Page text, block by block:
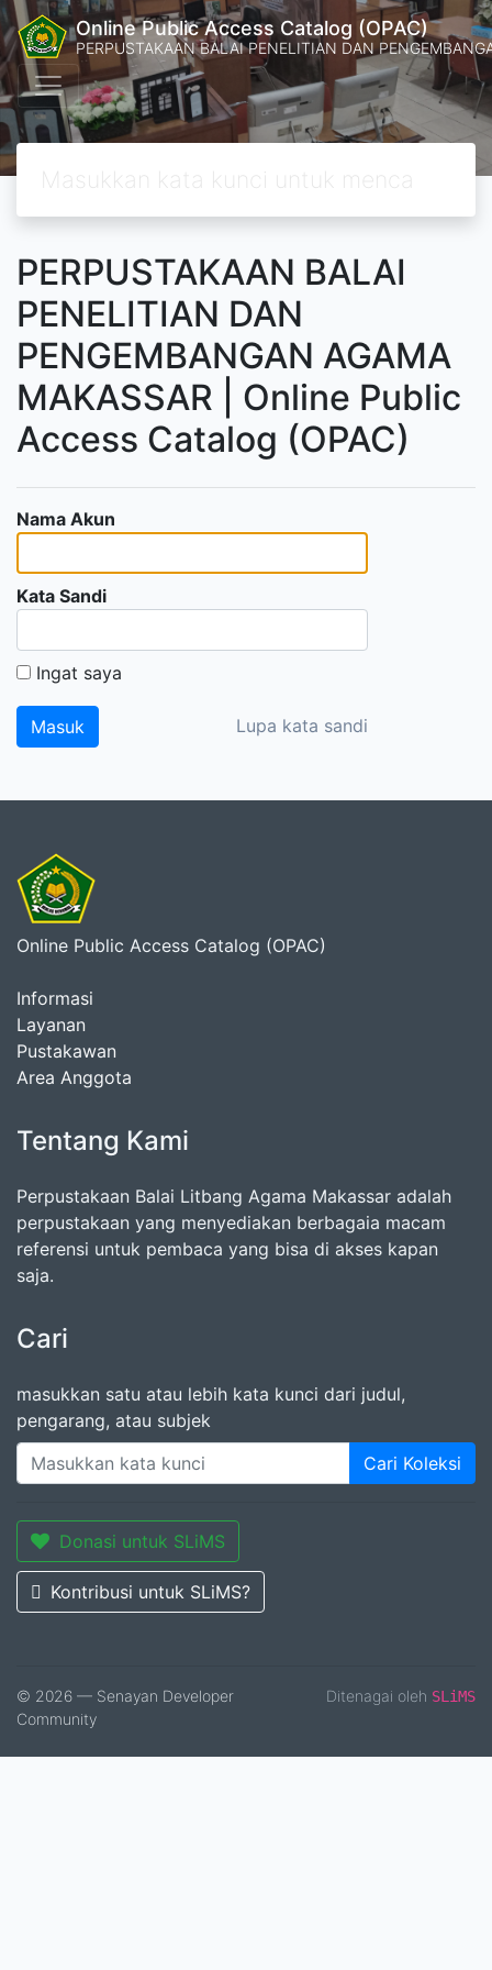
Online Public Access Catalog (OPAC)
PERPUSTAKAAN BALAI PENELITIAN DAN
PERPUSTAKAAN BALAI
PENELITIAN DAN
PENGEMBANGAN AGAMA
MAKASSAR | Online Public
Access Catalog (OPAC)
Nama Akun
Kata Sandi
Ingat saya
Lupa kata sandi
Online Public Access Catalog (OPAC)
Informasi
Layanan
Pustakawan
Area Anggota
Tentang Kami
Perpustakaan Balai Litbang Agama Makassar adalah
perpustakaan yang menyediakan berbagaia macam
referensi untuk pembaca yang bisa di akses kapan
saja.
Cari
masukkan satu atau lebih kata kunci dari judul,
pengarang, atau subjek
Cari Koleksi
Donasi untuk SLiMS
Kontribusi untuk SLiMS?
© 2026 — Senayan Developer
Community
Ditenagai oleh SLiMS